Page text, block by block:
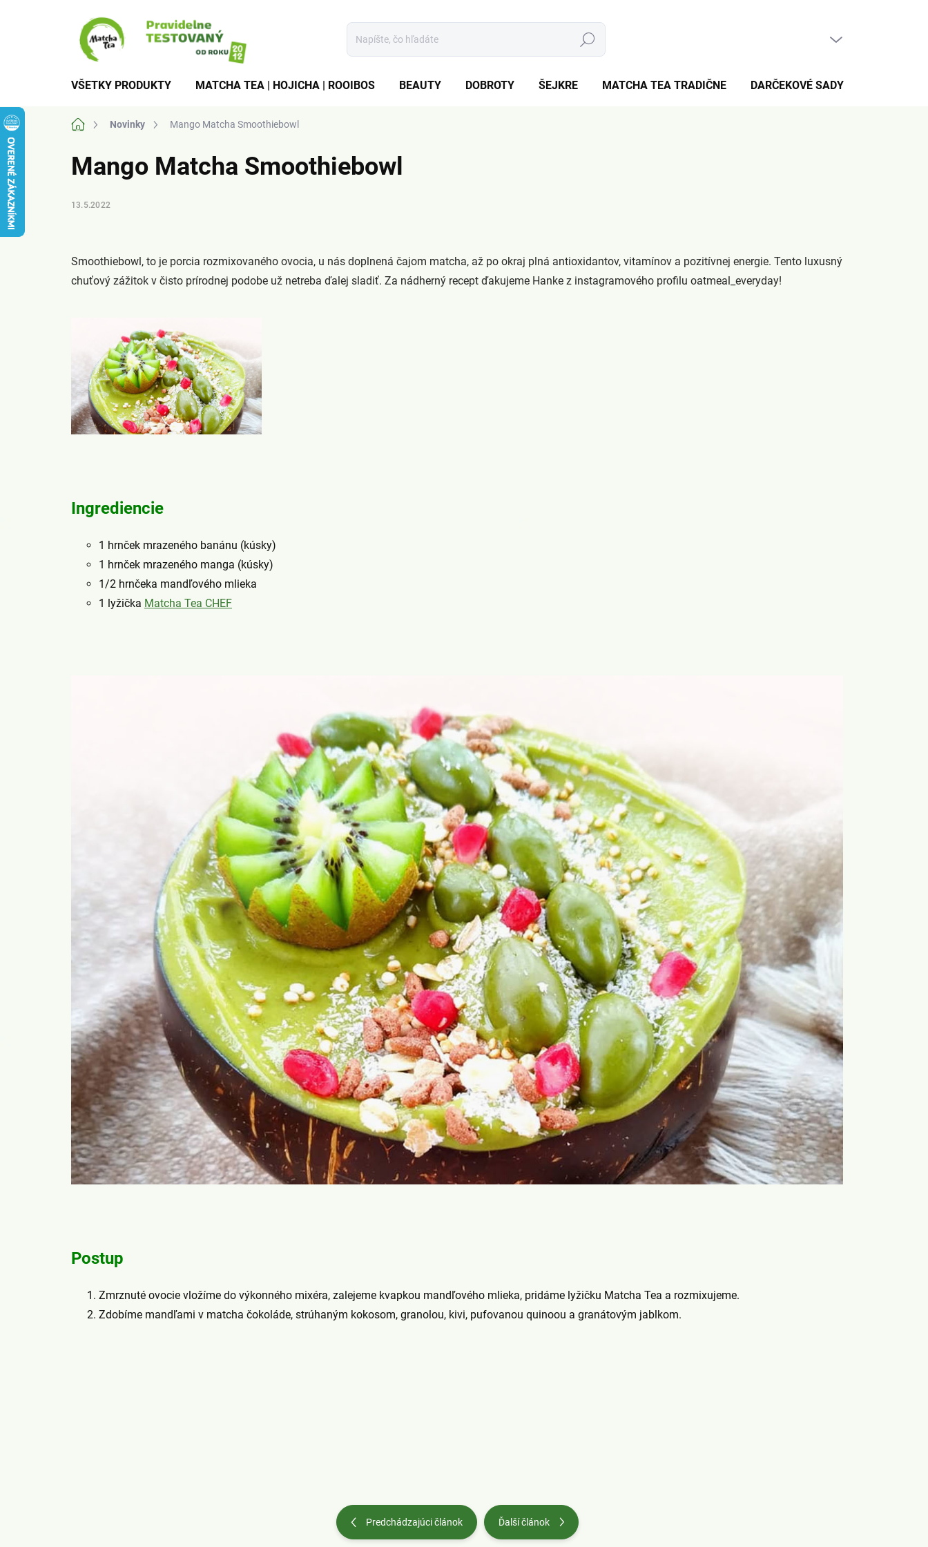
Hľadať
VŠETKY PRODUKTY MATCHA TEA | HOJICHA | ROOIBOS BEAUTY DOBROTY ŠEJKRE MATCHA TEA TRADIČNE DARČEKOVÉ SADY
DomovNovinky Mango Matcha Smoothiebowl
Mango Matcha Smoothiebowl
13.5.2022
Smoothiebowl, to je porcia rozmixovaného ovocia, u nás doplnená čajom matcha, až po okraj plná antioxidantov, vitamínov a pozitívnej energie. Tento luxusný
chuťový zážitok v čisto prírodnej podobe už netreba ďalej sladiť. Za nádherný recept ďakujeme Hanke z instagramového profilu oatmeal_everyday!
Ingrediencie
1 hrnček mrazeného banánu (kúsky)
1 hrnček mrazeného manga (kúsky)
1/2 hrnčeka mandľového mlieka
1 lyžička Matcha Tea CHEF
Postup
Zmrznuté ovocie vložíme do výkonného mixéra, zalejeme kvapkou mandľového mlieka, pridáme lyžičku Matcha Tea a rozmixujeme.
Zdobíme mandľami v matcha čokoláde, strúhaným kokosom, granolou, kivi, pufovanou quinoou a granátovým jablkom.
Predchádzajúci článok Ďalší článok